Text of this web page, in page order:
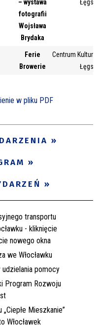
– wystawa
fotografii
Wojsława
Brydaka
Ferie
Browerie
Centrum Kultury
w pliku PDF